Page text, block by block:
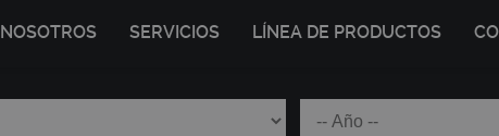
NOSOTROS SERVICIOS LÍNEA DE PRODUCTOS